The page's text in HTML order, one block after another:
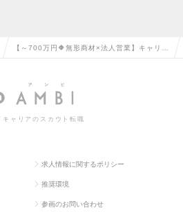
【～700万円🔶無形商材×法人営業】キャリア
の求人情報
キャリアのスカウト転職
求人情報に関するポリシー
推奨環境
参画のお問い合わせ